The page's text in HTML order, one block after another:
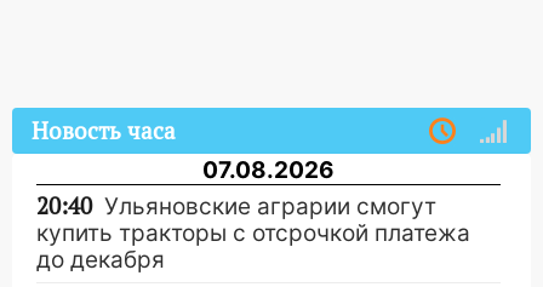
Новость часа
07.08.2026
20:40 Ульяновские аграрии смогут
купить тракторы с отсрочкой платежа
до декабря